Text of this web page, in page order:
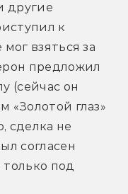
другие
к
взяться за
предложил
(сейчас он
«Золотой глаз»
сделка не
согласен
под